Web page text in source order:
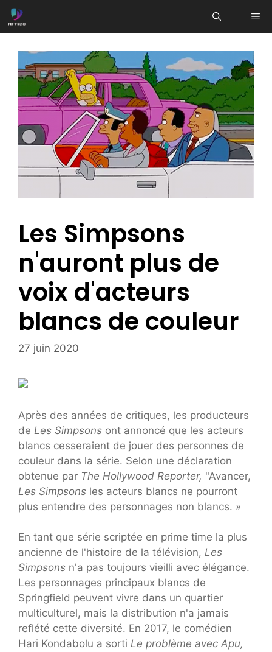
Aller
au
Les Simpsons
n'auront plus de
voix d'acteurs
blancs de couleur
27 juin 2020
Après des années de critiques, les producteurs
de Les Simpsons ont annoncé que les acteurs
blancs cesseraient de jouer des personnes de
couleur dans la série. Selon une déclaration
obtenue par The Hollywood Reporter, "Avancer,
Les Simpsons les acteurs blancs ne pourront
plus entendre des personnages non blancs. »
En tant que série scriptée en prime time la plus
ancienne de l'histoire de la télévision, Les
Simpsons n'a pas toujours vieilli avec élégance.
Les personnages principaux blancs de
Springfield peuvent vivre dans un quartier
multiculturel, mais la distribution n'a jamais
reflété cette diversité. En 2017, le comédien
Hari Kondabolu a sorti Le problème avec Apu,